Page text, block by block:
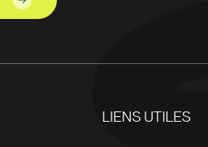
LIENS UTILES